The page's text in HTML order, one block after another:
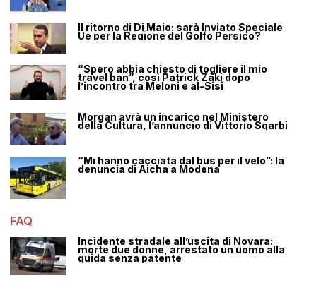
Il ritorno di Di Maio: sarà Inviato Speciale
Ue per la Regione del Golfo Persico?
“Spero abbia chiesto di togliere il mio
travel ban”, così Patrick Zaki dopo
l’incontro tra Meloni e al-Sisi
Morgan avrà un incarico nel Ministero
della Cultura, l’annuncio di Vittorio Sgarbi
“Mi hanno cacciata dal bus per il velo”: la
denuncia di Aicha a Modena
FAQ
Incidente stradale all’uscita di Novara:
morte due donne, arrestato un uomo alla
guida senza patente